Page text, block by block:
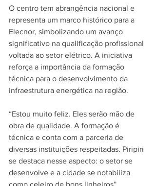
O centro tem abrangência nacional e
representa um marco histórico para a
Elecnor, simbolizando um avanço
significativo na qualificação profissional
voltada ao setor elétrico. A iniciativa
reforça a importância da formação
técnica para o desenvolvimento da
infraestrutura energética na região.
“Estou muito feliz. Eles serão mão de
obra de qualidade. A formação é
técnica e conta com a parceria de
diversas instituições respeitadas. Piripiri
se destaca nesse aspecto: o setor se
desenvolve e a cidade se notabiliza